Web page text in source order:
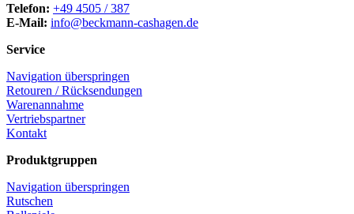
Telefon: +49 4505 / 387
E-Mail: info@beckmann-cashagen.de
Service
Navigation überspringen
Retouren / Rücksendungen
Warenannahme
Vertriebspartner
Kontakt
Produktgruppen
Navigation überspringen
Rutschen